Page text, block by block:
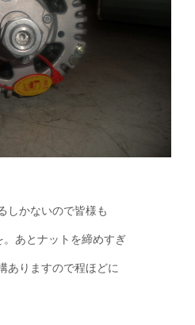
しかないので皆様も
あとナットを締めすぎ
ありますので程ほどに